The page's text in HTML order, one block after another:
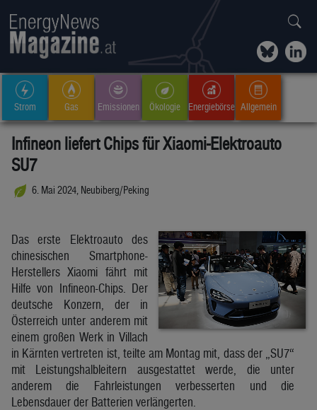
Strom Gas Emissionen Ökologie Energiebörse Allgemein
Infineon liefert Chips für Xiaomi-Elektroauto
SU7
6. Mai 2024, Neubiberg/Peking
Das erste Elektroauto des
chinesischen Smartphone-
Herstellers Xiaomi fährt mit
Hilfe von Infineon-Chips. Der
deutsche Konzern, der in
Österreich unter anderem mit
einem großen Werk in Villach
in Kärnten vertreten ist, teilte am Montag mit, dass der „SU7“
mit Leistungshalbleitern ausgestattet werde, die unter
anderem die Fahrleistungen verbesserten und die
Lebensdauer der Batterien verlängerten.